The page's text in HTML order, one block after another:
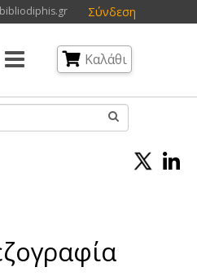
Σύνδεση
Καλάθι